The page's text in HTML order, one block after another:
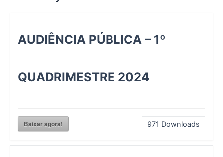
m
AUDIÊNCIA PÚBLICA – 1º
QUADRIMESTRE 2024
Baixar agora! 971 Downloads